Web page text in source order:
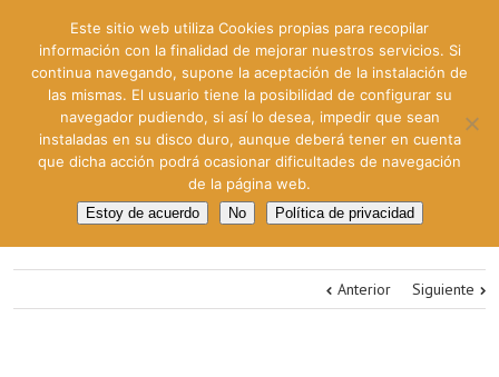
Anterior Siguiente
Este sitio web utiliza Cookies propias para recopilar
información con la finalidad de mejorar nuestros servicios. Si
continua navegando, supone la aceptación de la instalación de
las mismas. El usuario tiene la posibilidad de configurar su
navegador pudiendo, si así lo desea, impedir que sean
instaladas en su disco duro, aunque deberá tener en cuenta
que dicha acción podrá ocasionar dificultades de navegación
de la página web.
Estoy de acuerdo No Política de privacidad